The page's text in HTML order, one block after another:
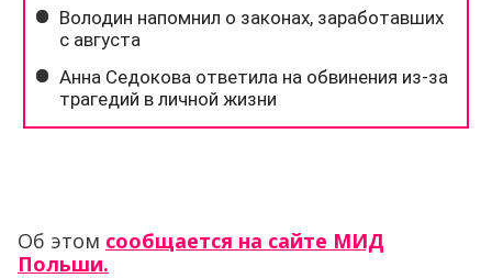
Об этом сообщается на сайте МИД
Польши.